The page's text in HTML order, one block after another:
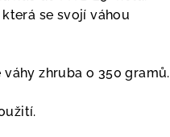
se svojí váhou
zhruba o 350 gramů.